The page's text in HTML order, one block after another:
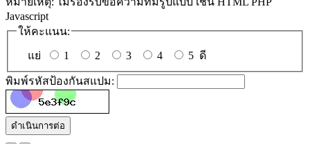
Javascript
ให้คะแนน:
แย่ 1 2 3 4 5 ดี
พิมพ์รหัสป้องกันสแปม:
ดำเนินการต่อ